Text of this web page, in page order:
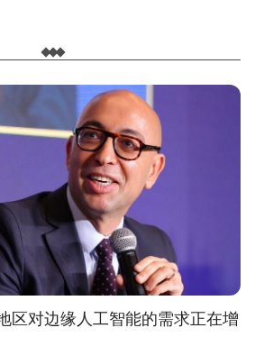
区对边缘人工智能的需求正在增